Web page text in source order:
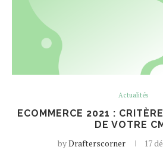
Actualités
ECOMMERCE 2021 :
DE VOTRE
byDrafterscorner 17